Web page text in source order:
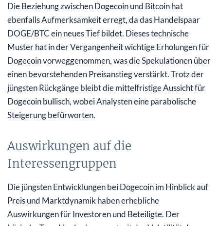
Die Beziehung zwischen Dogecoin und Bitcoin hat
ebenfalls Aufmerksamkeit erregt, da das Handelspaar
DOGE/BTC ein neues Tief bildet. Dieses technische
Muster hat in der Vergangenheit wichtige Erholungen für
Dogecoin vorweggenommen, was die Spekulationen über
einen bevorstehenden Preisanstieg verstärkt. Trotz der
jüngsten Rückgänge bleibt die mittelfristige Aussicht für
Dogecoin bullisch, wobei Analysten eine parabolische
Steigerung befürworten.
Auswirkungen auf die
Interessengruppen
Die jüngsten Entwicklungen bei Dogecoin im Hinblick auf
Preis und Marktdynamik haben erhebliche
Auswirkungen für Investoren und Beteiligte. Der